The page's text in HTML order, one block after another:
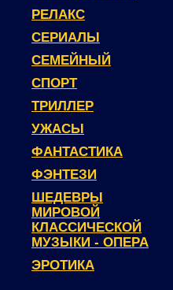
РЕЛАКС
СЕРИАЛЫ
СЕМЕЙНЫЙ
СПОРТ
ТРИЛЛЕР
УЖАСЫ
ФАНТАСТИКА
ФЭНТЕЗИ
ШЕДЕВРЫ
МИРОВОЙ
КЛАССИЧЕСКОЙ
МУЗЫКИ - ОПЕРА
ЭРОТИКА